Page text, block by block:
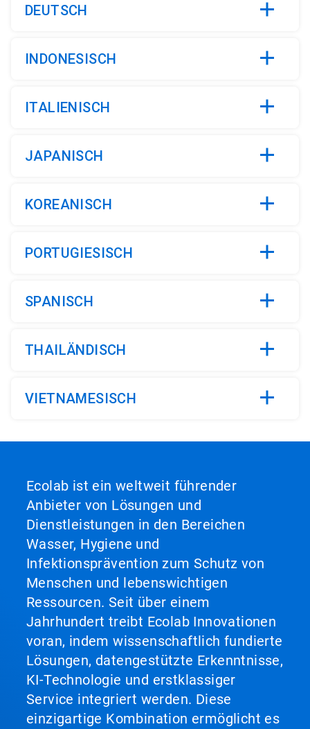
DEUTSCH
INDONESISCH
ITALIENISCH
JAPANISCH
KOREANISCH
PORTUGIESISCH
SPANISCH
THAILÄNDISCH
VIETNAMESISCH
Ecolab ist ein weltweit führender
Anbieter von Lösungen und
Dienstleistungen in den Bereichen
Wasser, Hygiene und
Infektionsprävention zum Schutz von
Menschen und lebenswichtigen
Ressourcen. Seit über einem
Jahrhundert treibt Ecolab Innovationen
voran, indem wissenschaftlich fundierte
Lösungen, datengestützte Erkenntnisse,
KI-Technologie und erstklassiger
Service integriert werden. Diese
einzigartige Kombination ermöglicht es